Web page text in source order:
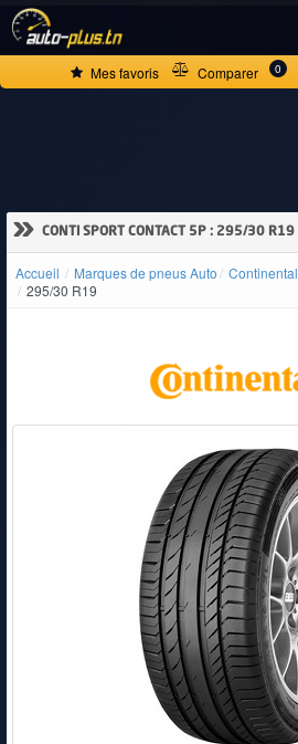
Mes favoris Comparer 0
» CONTI SPORT CONTACT 5P : 295/30 R19
Accueil Marques de pneus Auto Continental
295/30 R19
ACCUEIL
NEUVES